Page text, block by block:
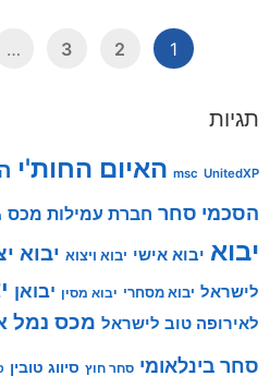
1
2
3
…
תגיות
msc UnitedXP האיום החות'י
הסכמי סחר חברת עמילות מכס
יבוא יבוא אישי יבוא ויצוא יבוא
לישראל יבוא מסחרי יבוא מסין יבואן
לאירופה טוב לישראל מכס נמל
סחר בינלאומי סחר חוץ סיווג טובין